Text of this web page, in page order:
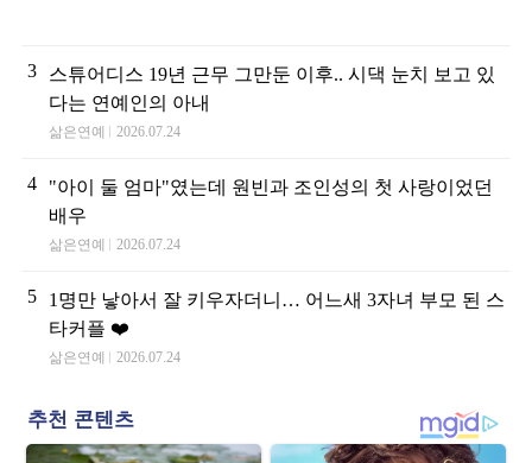
3
스튜어디스 19년 근무 그만둔 이후.. 시댁 눈치 보고 있
다는 연예인의 아내
삶은연예 2026.07.24
4
"아이 둘 엄마"였는데 원빈과 조인성의 첫 사랑이었던
배우
삶은연예 2026.07.24
5
1명만 낳아서 잘 키우자더니… 어느새 3자녀 부모 된 스
타커플 ❤️
삶은연예 2026.07.24